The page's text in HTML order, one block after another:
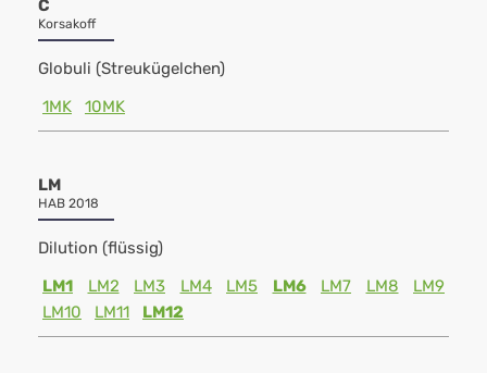
C
Korsakoff
Globuli (Streukügelchen)
1MK
10MK
LM
HAB 2018
Dilution (flüssig)
LM1
LM2 LM3 LM4 LM5 LM6 LM7 LM8
LM9
LM10
LM11 LM12